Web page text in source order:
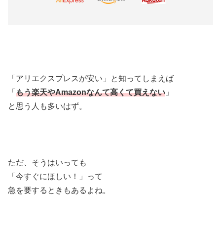
「アリエクスプレスが安い」と知ってしまえば
「 もう楽天やAmazonなんて高くて買えない 」
と思う人も多いはず。
ただ、そうはいっても
「今すぐにほしい！」って
急を要するときもあるよね。